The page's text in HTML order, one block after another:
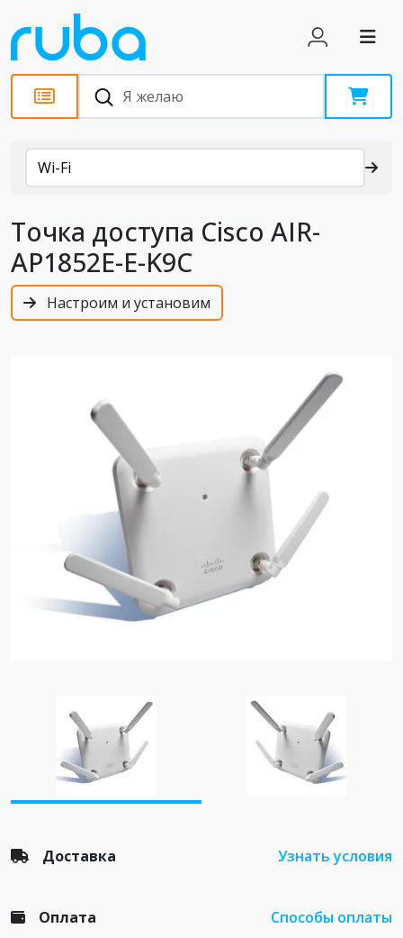
Каталог
Wi-Fi
Точка доступа Cisco AIR-
AP1852E-E-K9C
Настроим и установим
Доставка Узнать условия
Оплата Способы оплаты